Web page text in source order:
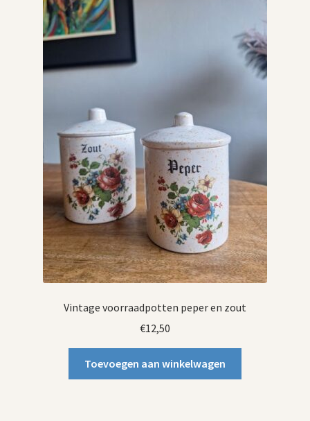
Vintage boeken en strips
Kerst
Vintage voorraadpotten peper en zout
€12,50
Toevoegen aan winkelwagen